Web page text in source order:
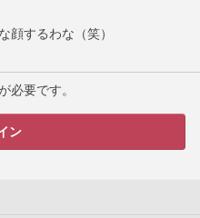
するわな（笑）
必要です。
ン